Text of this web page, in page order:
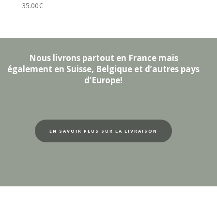
35.00€
Nous livrons partout en France mais
également en Suisse, Belgique et d’autres pays
d’Europe!
EN SAVOIR PLUS SUR LA LIVRAISON